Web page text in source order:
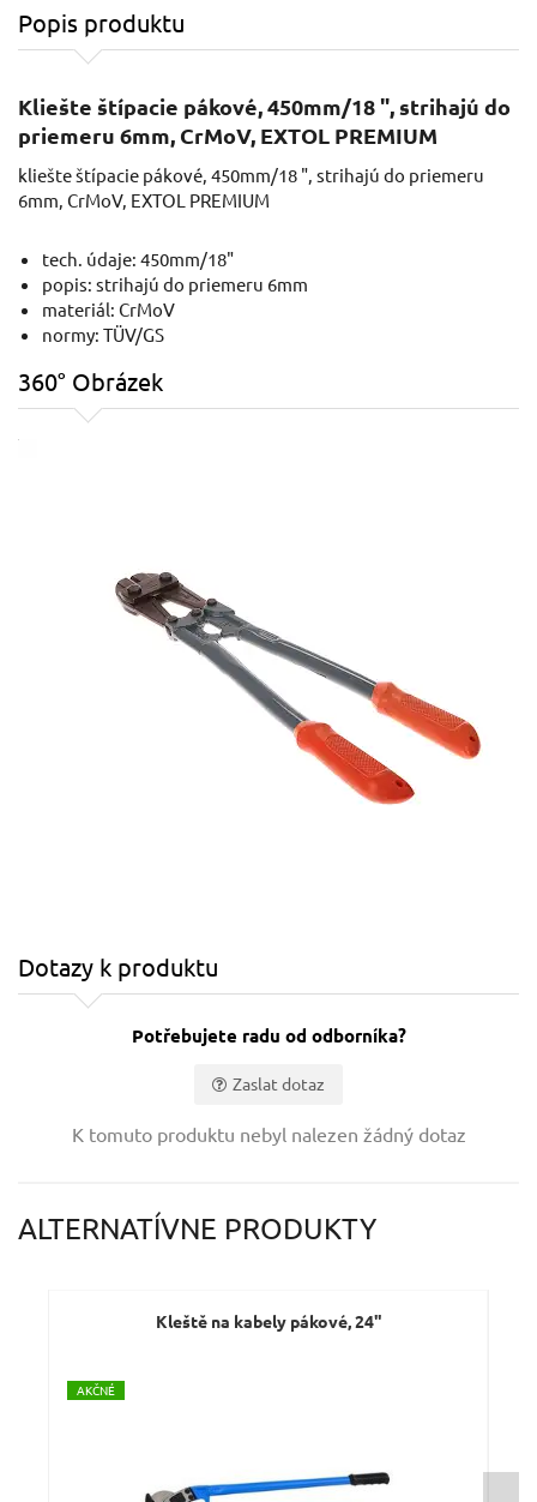
Popis produktu
Kliešte štípacie pákové, 450mm/18 ", strihajú do
priemeru 6mm, CrMoV, EXTOL PREMIUM
kliešte štípacie pákové, 450mm/18 ", strihajú do priemeru
6mm, CrMoV, EXTOL PREMIUM
tech. údaje: 450mm/18"
popis: strihajú do priemeru 6mm
materiál: CrMoV
normy: TÜV/GS
360° Obrázek
Dotazy k produktu
Potřebujete radu od odborníka?
Zaslat dotaz
K tomuto produktu nebyl nalezen žádný dotaz
ALTERNATÍVNE PRODUKTY
Kleště na kabely pákové, 24"
AKČNÉ